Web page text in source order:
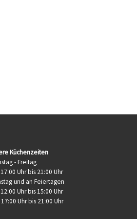
Küchenzeiten
- Freitag
Uhr bis 21:00 Uhr
und an Feiertagen
Uhr bis 15:00 Uhr
Uhr bis 21:00 Uhr